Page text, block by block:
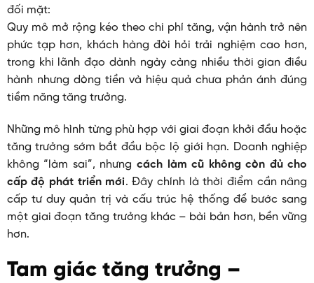
đối mặt:
Quy mô mở rộng kéo theo chi phí tăng, vận hành trở nên
phức tạp hơn, khách hàng đòi hỏi trải nghiệm cao hơn,
trong khi lãnh đạo dành ngày càng nhiều thời gian điều
hành nhưng dòng tiền và hiệu quả chưa phản ánh đúng
tiềm năng tăng trưởng.
Những mô hình từng phù hợp với giai đoạn khởi đầu hoặc
tăng trưởng sớm bắt đầu bộc lộ giới hạn. Doanh nghiệp
không “làm sai”, nhưng cách làm cũ không còn đủ cho
cấp độ phát triển mới. Đây chính là thời điểm cần nâng
cấp tư duy quản trị và cấu trúc hệ thống để bước sang
một giai đoạn tăng trưởng khác – bài bản hơn, bền vững
hơn.
Tam giác tăng trưởng –